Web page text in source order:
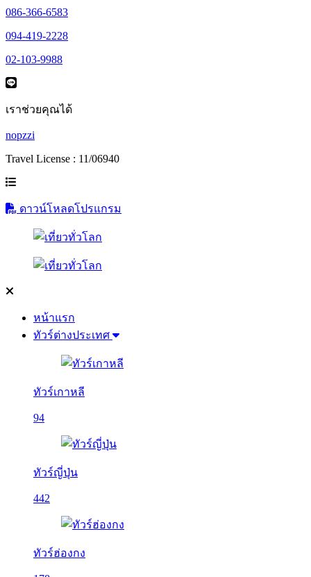
086-366-6583
094-419-2228
02-103-9988
เราช่วยคุณได้
nopzzi
Travel License : 11/06940
ดาวน์โหลดโปรแกรม
หน้าแรก
ทัวร์ต่างประเทศ
ทัวร์เกาหลี
94
ทัวร์ญี่ปุ่น
442
ทัวร์ฮ่องกง